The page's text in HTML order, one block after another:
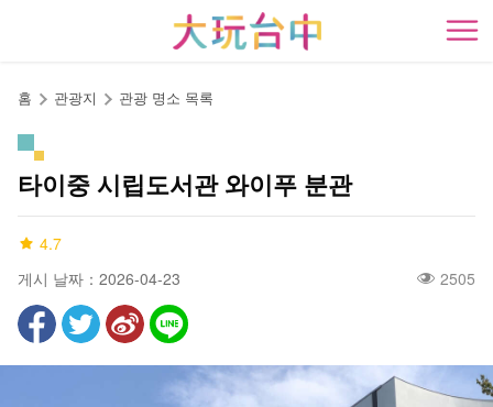
開
홈 관광지 관광 명소 목록
타이중 시립도서관 와이푸 분관
4.7
게시 날짜：2026-04-23
2505